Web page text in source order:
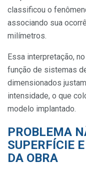
classificou o
associando sua
milímetros.
Essa interpretação,
função de sistemas
dimensionados
intensidade, o que
modelo implantado.
PROBLEMA
SUPERFÍCIE
DA OBRA